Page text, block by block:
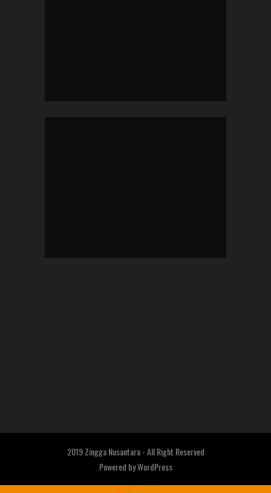
2019 Zingga Nusantara - All Right Reserved
Powered byWordPress